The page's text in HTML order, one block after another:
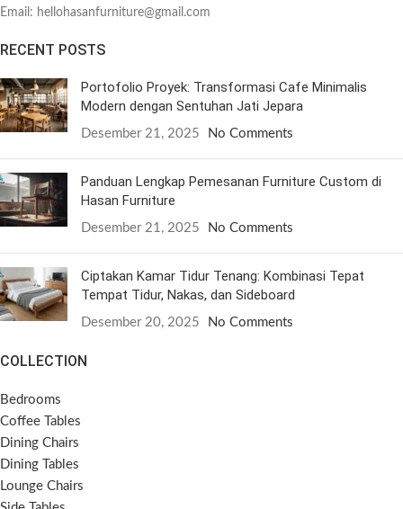
Email: hellohasanfurniture@gmail.com
RECENT POSTS
Portofolio Proyek: Transformasi Cafe Minimalis
Modern dengan Sentuhan Jati Jepara
Desember 21, 2025 No Comments
Panduan Lengkap Pemesanan Furniture Custom di
Hasan Furniture
Desember 21, 2025 No Comments
Ciptakan Kamar Tidur Tenang: Kombinasi Tepat
Tempat Tidur, Nakas, dan Sideboard
Desember 20, 2025 No Comments
COLLECTION
Bedrooms
Coffee Tables
Dining Chairs
Dining Tables
Lounge Chairs